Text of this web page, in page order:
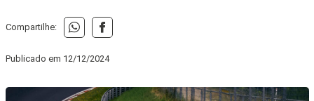
Compartilhe:
Publicado em 12/12/2024